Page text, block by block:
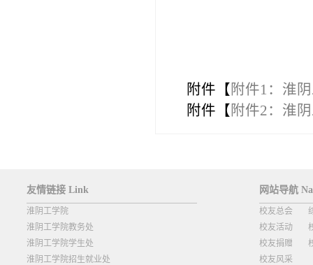
附件【 附件1：淮
附件【 附件2：淮
友情链接 Link
淮阴工学院
淮阴工学院教务处
淮阴工学院学生处
淮阴工学院招生就业处
网站导航
校友总会
校友活动
校友捐赠
校友风采